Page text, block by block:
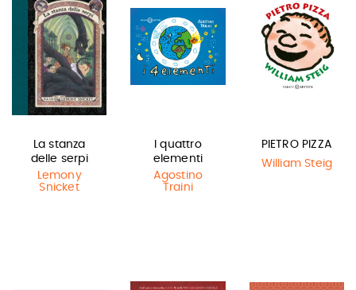
La stanza
delle serpi
Lemony
Snicket
I quattro
elementi
Agostino
Traini
PIETRO PIZZA
William Steig